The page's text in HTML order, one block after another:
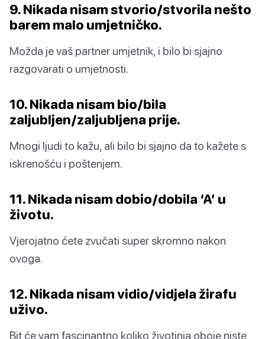
9. Nikada nisam stvorio/stvorila nešto
barem malo umjetničko.
Možda je vaš partner umjetnik, i bilo bi sjajno
razgovarati o umjetnosti.
10. Nikada nisam bio/bila
zaljubljen/zaljubljena prije.
Mnogi ljudi to kažu, ali bilo bi sjajno da to kažete s
iskrenošću i poštenjem.
11. Nikada nisam dobio/dobila ‘A’ u
životu.
Vjerojatno ćete zvučati super skromno nakon
ovoga.
12. Nikada nisam vidio/vidjela žirafu
uživo.
Bit će vam fascinantno koliko životinja oboje niste